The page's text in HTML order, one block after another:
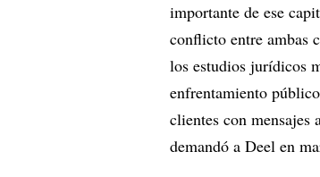
importante de ese
conflicto entre ambas
los estudios jurídicos
enfrentamiento
clientes con
demandó a Deel en